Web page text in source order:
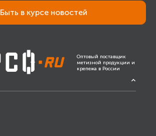
Быть в курсе новостей
Оптовый поставщик
метизной продукции и
крепежа в России